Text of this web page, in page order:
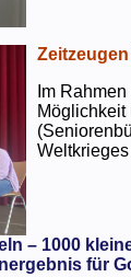
Im
Möglichkeit
– 1000
für